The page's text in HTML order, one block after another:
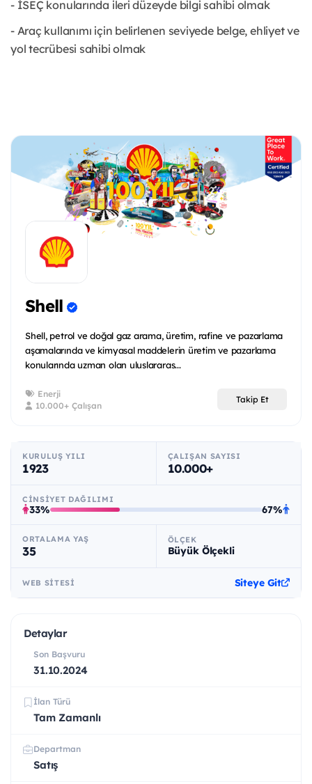
- İSEÇ konularında ileri düzeyde bilgi sahibi olmak
- Araç kullanımı için belirlenen seviyede belge, ehliyet ve
yol tecrübesi sahibi olmak
Shell
Shell, petrol ve doğal gaz arama, üretim, rafine ve pazarlama
aşamalarında ve kimyasal maddelerin üretim ve pazarlama
konularında uzman olan uluslararas...
Enerji
10.000+ Çalışan
Takip Et
KURULUŞ YILI
1923
ÇALIŞAN SAYISI
10.000+
CINSIYET DAĞILIMI
33% 67%
ORTALAMA YAŞ
35
ÖLÇEK
Büyük Ölçekli
WEB SITESI Siteye Git
Detaylar
Son Başvuru
31.10.2024
İlan Türü
Tam Zamanlı
Departman
Satış